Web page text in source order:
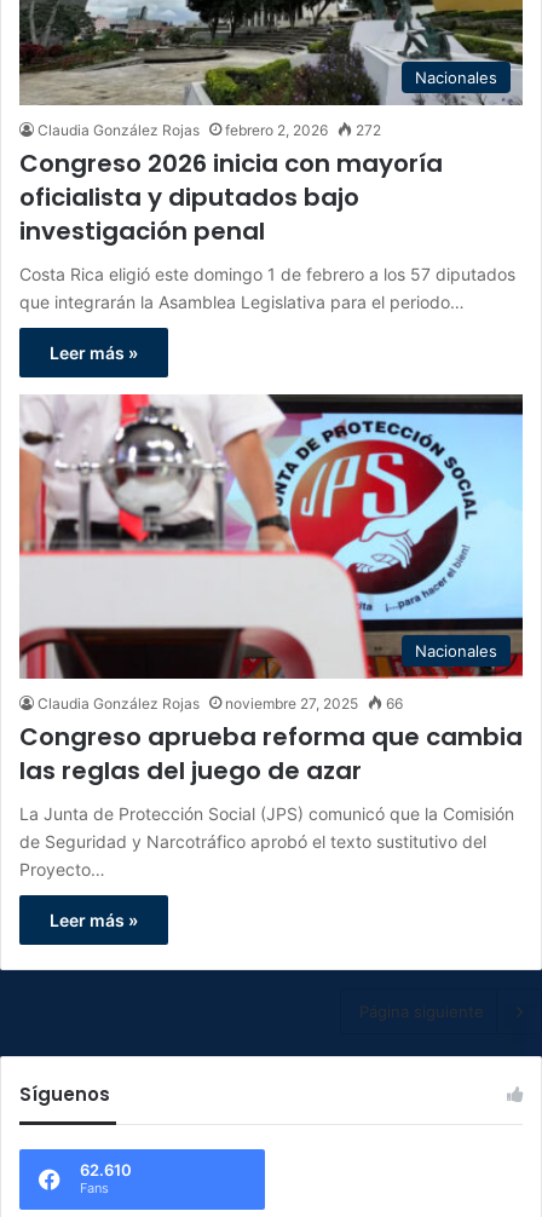
Nacionales
Claudia González Rojas febrero 2, 2026 272
Congreso 2026 inicia con mayoría
oficialista y diputados bajo
investigación penal
Costa Rica eligió este domingo 1 de febrero a los 57 diputados
que integrarán la Asamblea Legislativa para el periodo…
Leer más »
Nacionales
Claudia González Rojas noviembre 27, 2025 66
Congreso aprueba reforma que cambia
las reglas del juego de azar
La Junta de Protección Social (JPS) comunicó que la Comisión
de Seguridad y Narcotráfico aprobó el texto sustitutivo del
Proyecto…
Leer más »
Página siguiente
Síguenos
62.610
Fans